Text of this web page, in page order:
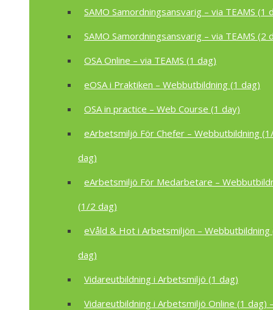
SAMO Samordningsansvarig – via TEAMS (1
SAMO Samordningsansvarig – via TEAMS (2
OSA Online – via TEAMS (1 dag)
eOSA i Praktiken – Webbutbildning (1 dag)
OSA in practice – Web Course (1 day)
eArbetsmiljö För Chefer – Webbutbildning
dag)
eArbetsmiljö För Medarbetare –
(1/2 dag)
eVåld & Hot i Arbetsmiljön – Webbutbildning
dag)
Vidareutbildning i Arbetsmiljö (1 dag)
Vidareutbildning i Arbetsmiljö Online (1 dag)